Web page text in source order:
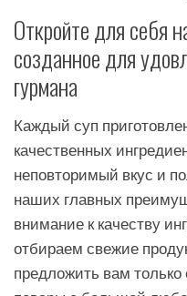
Откройте для себя
созданное для
гурмана
Каждый суп
качественных
неповторимый вкус и
наших главных
внимание к качеству
отбираем свежие
предложить вам